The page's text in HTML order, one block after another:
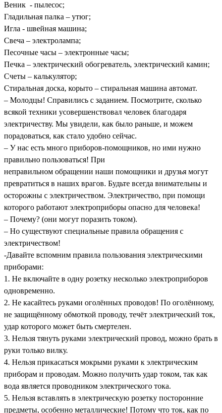
Веник - пылесос;
Гладильная палка – утюг;
Игла - швейная машина;
Свеча – электролампа;
Песочные часы – электронные часы;
Печка – электрический обогреватель, электрический камин;
Счеты – калькулятор;
Стиральная доска, корыто – стиральная машина автомат.
– Молодцы! Справились с заданием. Посмотрите, сколько
всякой техники усовершенствовал человек благодаря
электричеству. Мы увидели, как было раньше, и можем
порадоваться, как стало удобно сейчас.
– У нас есть много приборов-помощников, но ими нужно
правильно пользоваться! При
неправильном обращении наши помощники и друзья могут
превратиться в наших врагов. Будьте всегда внимательны и
осторожны с электричеством. Электричество, при помощи
которого работают электроприборы опасно для человека!
– Почему? (они могут поразить током).
– Но существуют специальные правила обращения с
электричеством!
-Давайте вспомним правила пользования электрическими
приборами:
1. Не включайте в одну розетку несколько электроприборов
одновременно.
2. Не касайтесь руками оголённых проводов! По оголённому,
не защищённому обмоткой проводу, течёт электрический ток,
удар которого может быть смертелен.
3. Нельзя тянуть руками электрический провод, можно брать в
руки только вилку.
4. Нельзя прикасаться мокрыми руками к электрическим
приборам и проводам. Можно получить удар током, так как
вода является проводником электрического тока.
5. Нельзя вставлять в электрическую розетку посторонние
предметы, особенно металлические! Потому что ток, как по